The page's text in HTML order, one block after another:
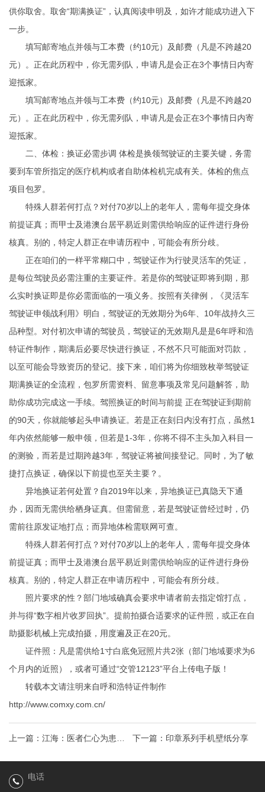
供你取舍。取舍“期满换证”，认真阅读申明及，如许才能成功进入下
一步。
填写邮寄地点并领与工本费（约10元）及邮费（凡是不跨越20
元）。正在此历程中，你无需列队，申请凡是会正在3个事情日内寄
迎抵家。
填写邮寄地点并领与工本费（约10元）及邮费（凡是不跨越20
元）。正在此历程中，你无需列队，申请凡是会正在3个事情日内寄
迎抵家。
二、体检：换证必需步调 体检是换领驾驶证的主要关键，务需
要到车管所指定的医疗机构或者自助体检机完成有关。体检的焦点
项目包罗。
特殊人群若何打点？对付70岁以上的老年人，需每年提交身体
前提证真；而甲士及港澳台居平易近则需供给响应的证件进行身份
核真。别的，特定人群正在申请历程中，可能会有所分歧。
正在咱们的一样平常糊口中，驾驶证作为行驶灵活车的凭证，
是每位驾驶员必需注重的主要证件。若是你的驾驶证即将到期，那
么实时换证即是你必需面临的一项义务。按照有关律例，《灵活车
驾驶证申领战利用》明白，驾驶证的无效期分为6年、10年战持久三
品种型。对付初次申请的驾驶员，驾驶证的无效期凡是是6年呼和浩
特证件制作，期满后必要尽快进行换证，不然不只可能面对罚款，
以至可能会导致资历的登记。接下来，咱们将为你细致枚举驾驶证
期满换证的全流程，包罗所需资料、留意事项及常见问题解答，助
助你成功完成这一手续。驾照换证的时间与前提 正在驾驶证到期前
的90天，你就能够起头申请换证。若是正在刻日内没有打点，虽然1
年内依然能够一般申领，但若是1-3年，你将不得不主头加入科目一
的测验，而若是过期跨越3年，驾驶证将被间接登记。同时，为了敏
捷打点换证，确保以下前提也至关主要？。
异地换证若何处置？自2019年以来，异地换证已真隐天下通
办，因而无需供给栖身证真。但需留意，若是驾驶证曾经过时，仍
需前往原发证地打点；而异地体检需联网可查。
特殊人群若何打点？对付70岁以上的老年人，需每年提交身体
前提证真；而甲士及港澳台居平易近则需供给响应的证件进行身份
核真。别的，特定人群正在申请历程中，可能会有所分歧。
照片要求的性？部门地域确真会要求申请者前去指定馆打点，
并与得“数字相片收罗回执”。提前拍摄合适要求的证件照，或正在自
助摄影机械上完成拍摄，用度遍及正在20元。
证件照：凡是需供给1寸白底免冠照片共2张（部门地域要求为6
个月内的近照），或者可通过“交管12123”平台上传电子版！
转载本文请注明来自呼和浩特证件制作
http://www.comxy.com.cn/
上一篇： 江海：医者仁心为患者
敬业奉献守初心
下一篇： 印章系列手机壁纸分享
电话